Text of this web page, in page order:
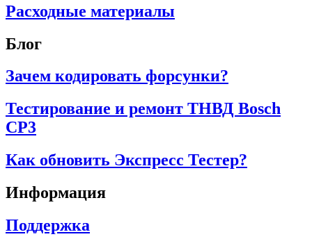
Расходные материалы
Блог
Зачем кодировать форсунки?
Тестирование и ремонт ТНВД Bosch
CP3
Как обновить Экспресс Тестер?
Информация
Поддержка